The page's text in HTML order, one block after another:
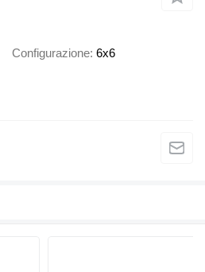
Configurazione 6x6